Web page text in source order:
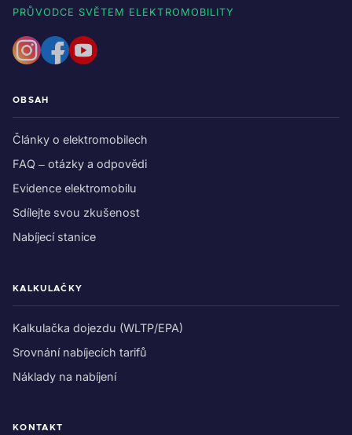
PRŮVODCE SVĚTEM ELEKTROMOBILITY
OBSAH
Články o elektromobilech
FAQ – otázky a odpovědi
Evidence elektromobilu
Sdílejte svou zkušenost
Nabíjecí stanice
KALKULAČKY
Kalkulačka dojezdu (WLTP/EPA)
Srovnání nabíjecích tarifů
Náklady na nabíjení
KONTAKT